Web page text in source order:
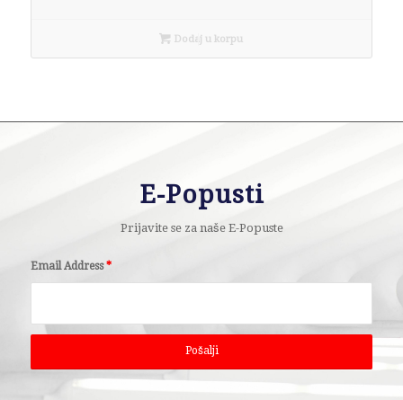
Dodaj u korpu
E-Popusti
Prijavite se za naše E-Popuste
Email Address*